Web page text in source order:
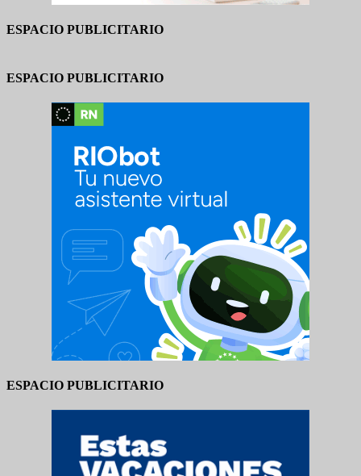
ESPACIO PUBLICITARIO
ESPACIO PUBLICITARIO
ESPACIO PUBLICITARIO